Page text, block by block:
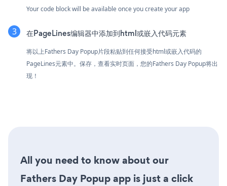
Your code block will be available once you create your app
在PageLines编辑器中添加到html或嵌入代码元素
将以上Fathers Day Popup片段粘贴到任何接受html或嵌入代码的
PageLines元素中。保存，查看实时页面，您的Fathers Day Popup将出
现！
All you need to know about our
Fathers Day Popup app is just a click